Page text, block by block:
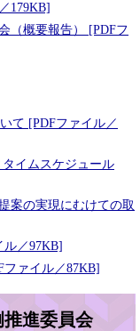
179KB]
（概要報告） [PDFフ
て [PDFファイル／
イムスケジュール
案の実現にむけての取
ル／97KB]
ファイル／87KB]
進委員会